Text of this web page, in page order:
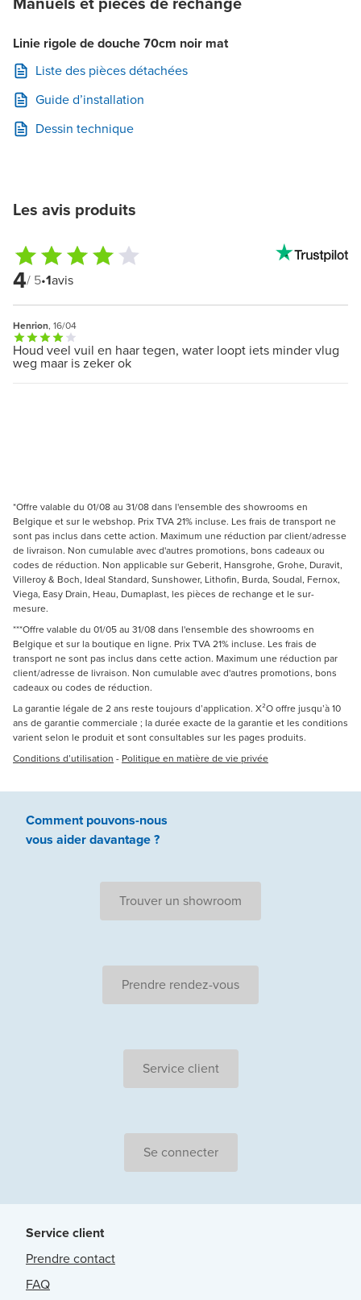
Linie rigole de douche 70cm noir mat
Liste des pièces détachées
Guide d’installation
Dessin technique
Les avis produits
4/ 5•1avis
Henrion, 16/04
Houd veel vuil en haar tegen, water loopt iets minder vlug
weg maar is zeker ok
*Offre valable du 01/08 au 31/08 dans l'ensemble des showrooms en
Belgique et sur le webshop. Prix TVA 21% incluse. Les frais de transport ne
sont pas inclus dans cette action. Maximum une réduction par client/adresse
de livraison. Non cumulable avec d'autres promotions, bons cadeaux ou
codes de réduction. Non applicable sur Geberit, Hansgrohe, Grohe, Duravit,
Villeroy & Boch, Ideal Standard, Sunshower, Lithofin, Burda, Soudal, Fernox,
Viega, Easy Drain, Heau, Dumaplast, les pièces de rechange et le sur-
mesure.
***Offre valable du 01/05 au 31/08 dans l'ensemble des showrooms en
Belgique et sur la boutique en ligne. Prix TVA 21% incluse. Les frais de
transport ne sont pas inclus dans cette action. Maximum une réduction par
client/adresse de livraison. Non cumulable avec d'autres promotions, bons
cadeaux ou codes de réduction.
La garantie légale de 2 ans reste toujours d’application. X²O offre jusqu’à 10
ans de garantie commerciale ; la durée exacte de la garantie et les conditions
varient selon le produit et sont consultables sur les pages produits.
Conditions d’utilisation - Politique en matière de vie privée
Comment pouvons-nous
vous aiderdavantage ?
Trouver un showroom
Prendre rendez-vous
Service client
Se connecter
Service client
Prendre contact
FAQ